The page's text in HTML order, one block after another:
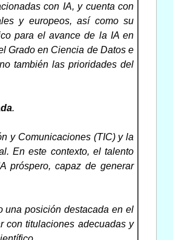
con IA, y cuenta con
y europeos, así como su
para el avance de la IA en
Grado en Ciencia de Datos e
también las prioridades del
.
y Comunicaciones (TIC) y la
En este contexto, el talento
próspero, capaz de generar
una posición destacada en el
con titulaciones adecuadas y